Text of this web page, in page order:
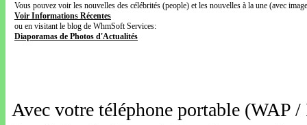
Vous pouvez voir les nouvelles des célébrités (people) et les nouvelles à la une (avec
Voir Informations Récentes
ou en visitant le blog de WhmSoft Services:
Diaporamas de Photos d'Actualités
Avec votre téléphone portable